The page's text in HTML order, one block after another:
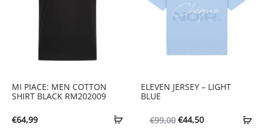
MI PIACE: MEN COTTON
SHIRT BLACK RM202009
€64,99
ELEVEN JERSEY – LIGHT
BLUE
€99,00 Oorspronkelijke
€44,50Huidige